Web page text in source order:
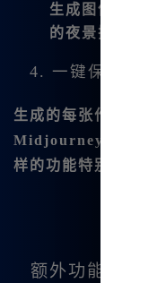
生成图像
：只
的夜景插画，十
4. 一键保存和分
生成的每张作品，
Midjourney中文 版
样的功能特别适合我
额外功能亮点